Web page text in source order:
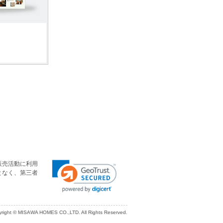
活動に利用
なく、第三者
© MISAWA HOMES CO.,LTD. All Rights Reserved.